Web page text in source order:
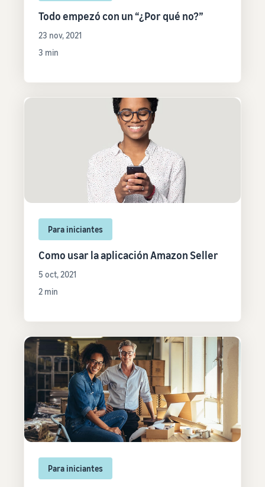
Todo empezó con un “¿Por qué no?”
23 nov, 2021
3 min
Para iniciantes
Como usar la aplicación Amazon Seller
5 oct, 2021
2 min
Para iniciantes